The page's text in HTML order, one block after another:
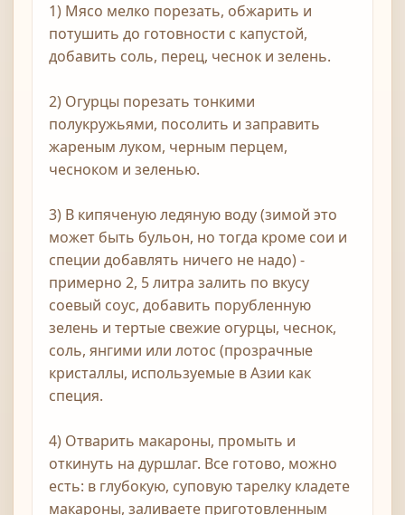
1) Мясо мелко порезать, обжарить и
потушить до готовности с капустой,
добавить соль, перец, чеснок и зелень.
2) Огурцы порезать тонкими
полукружьями, посолить и заправить
жареным луком, черным перцем,
чесноком и зеленью.
3) В кипяченую ледяную воду (зимой это
может быть бульон, но тогда кроме сои и
специи добавлять ничего не надо) -
примерно 2, 5 литра залить по вкусу
соевый соус, добавить порубленную
зелень и тертые свежие огурцы, чеснок,
соль, янгими или лотос (прозрачные
кристаллы, используемые в Азии как
специя.
4) Отварить макароны, промыть и
откинуть на дуршлаг. Все готово, можно
есть: в глубокую, суповую тарелку кладете
макароны, заливаете приготовленным